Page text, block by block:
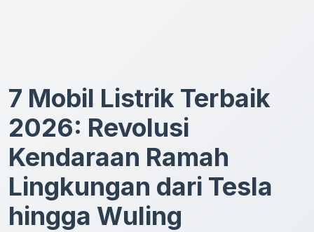
7 Mobil Listrik Terbaik
2026: Revolusi
Kendaraan Ramah
Lingkungan dari Tesla
hingga Wuling